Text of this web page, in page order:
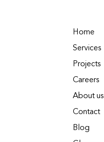
Home
Services
Projects
Careers
About us
Contact
Blog